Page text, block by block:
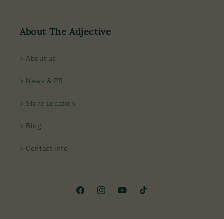
About The Adjective
> About us
> News & PR
> Store Location
> Blog
> Contact info
FacebookInstagramYouTubeTikTok